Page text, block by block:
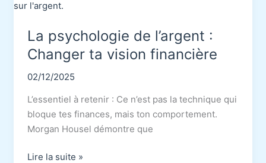
La psychologie de l’argent :
Changer ta vision financière
02/12/2025
L’essentiel à retenir : Ce n’est pas la technique qui
bloque tes finances, mais ton comportement.
Morgan Housel démontre que
La
Lire la suite »